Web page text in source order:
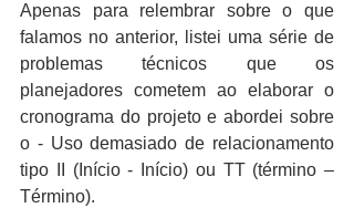
Apenas para relembrar sobre o que
falamos no anterior, listei uma série de
problemas técnicos que os
planejadores cometem ao elaborar o
cronograma do projeto e abordei sobre
o - Uso demasiado de relacionamento
tipo II (Início - Início) ou TT (término –
Término).